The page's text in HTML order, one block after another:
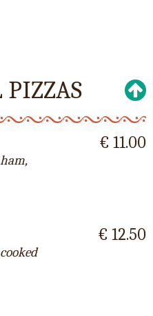
€ 11.00
€ 12.50